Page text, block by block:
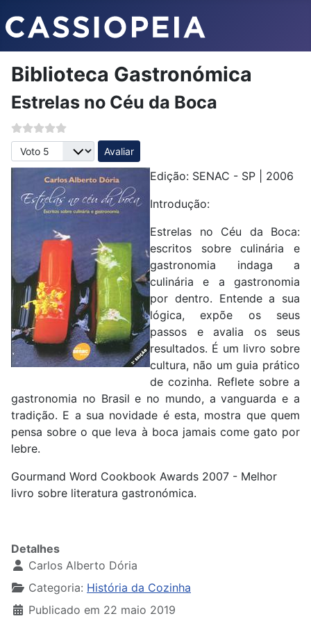
Biblioteca Gastronómica
Estrelas no Céu da Boca
Avalie, por favor
Edição: SENAC - SP | 2006
Introdução:
Estrelas no Céu da Boca:
escritos sobre culinária e
gastronomia indaga a
culinária e a gastronomia
por dentro. Entende a sua
lógica, expõe os seus
passos e avalia os seus
resultados. É um livro sobre
cultura, não um guia prático
de cozinha. Reflete sobre a
gastronomia no Brasil e no mundo, a vanguarda e a
tradição. E a sua novidade é esta, mostra que quem
pensa sobre o que leva à boca jamais come gato por
lebre.
Gourmand Word Cookbook Awards 2007 - Melhor
livro sobre literatura gastronómica.
Detalhes
Carlos Alberto Dória
Categoria: História da Cozinha
Publicado em 22 maio 2019